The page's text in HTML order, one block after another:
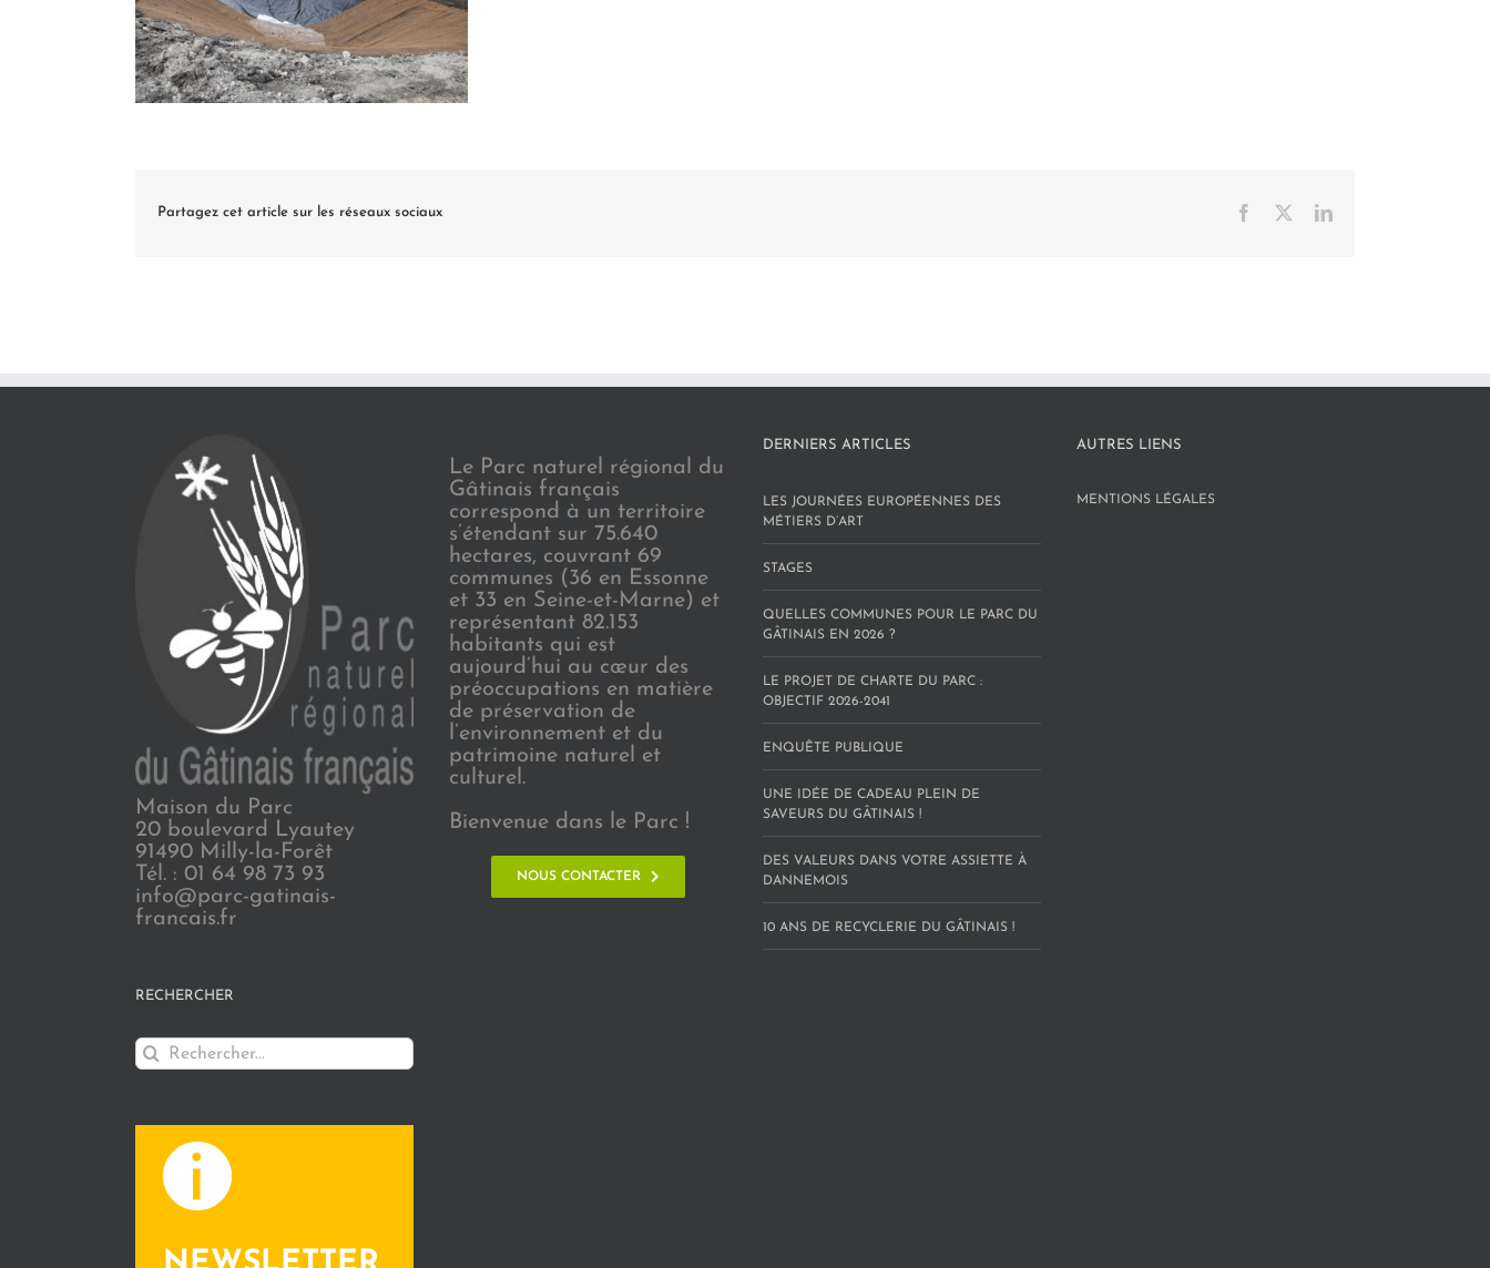
Partagez cet article sur les réseaux sociaux Facebook LinkedIn
Maison du Parc
20 boulevard Lyautey
91490 Milly-la-Forêt
Tél. : 01 64 98 73 93
info@parc-gatinais-
francais.fr
RECHERCHER
Rechercher:
Le Parc naturel régional du
Gâtinais français
correspond à un territoire
s’étendant sur 75.640
hectares, couvrant 69
communes (36 en Essonne
et 33 en Seine-et-Marne) et
représentant 82.153
habitants qui est
aujourd’hui au cœur des
préoccupations en matière
de préservation de
l’environnement et du
patrimoine naturel et
culturel.
Bienvenue dans le Parc !
NOUS CONTACTER
DERNIERS ARTICLES
LES JOURNÉES EUROPÉENNES DES
MÉTIERS D’ART
STAGES
QUELLES COMMUNES POUR LE PARC DU
GÂTINAIS EN 2026 ?
LE PROJET DE CHARTE DU PARC :
OBJECTIF 2026-2041
ENQUÊTE PUBLIQUE
UNE IDÉE DE CADEAU PLEIN DE
SAVEURS DU GÂTINAIS !
DES VALEURS DANS VOTRE ASSIETTE À
DANNEMOIS
10 ANS DE RECYCLERIE DU GÂTINAIS !
AUTRES LIENS
MENTIONS LÉGALES